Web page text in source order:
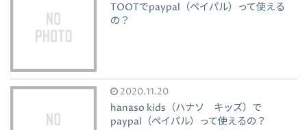
TOOTでpaypal（ペイパル）って使える
の？
2020.11.20
hanaso kids（ハナソ キッズ）で
paypal（ペイパル）って使えるの？